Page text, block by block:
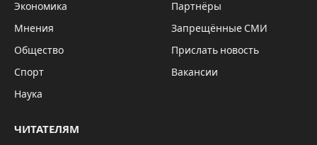
Экономика
Мнения
Общество
Спорт
Наука
Партнёры
Запрещённые СМИ
Прислать новость
Вакансии
ЧИТАТЕЛЯМ